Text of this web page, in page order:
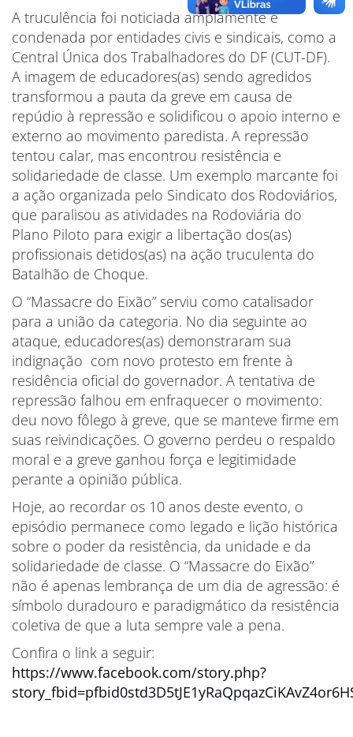
A truculência foi noticiada amplamente e
condenada por entidades civis e sindicais, como a
Central Única dos Trabalhadores do DF (CUT-DF).
A imagem de educadores(as) sendo agredidos
transformou a pauta da greve em causa de
repúdio à repressão e solidificou o apoio interno e
externo ao movimento paredista. A repressão
tentou calar, mas encontrou resistência e
solidariedade de classe. Um exemplo marcante foi
a ação organizada pelo Sindicato dos Rodoviários,
que paralisou as atividades na Rodoviária do
Plano Piloto para exigir a libertação dos(as)
profissionais detidos(as) na ação truculenta do
Batalhão de Choque.
O “Massacre do Eixão” serviu como catalisador
para a união da categoria. No dia seguinte ao
ataque, educadores(as) demonstraram sua
indignação com novo protesto em frente à
residência oficial do governador. A tentativa de
repressão falhou em enfraquecer o movimento:
deu novo fôlego à greve, que se manteve firme em
suas reivindicações. O governo perdeu o respaldo
moral e a greve ganhou força e legitimidade
perante a opinião pública.
Hoje, ao recordar os 10 anos deste evento, o
episódio permanece como legado e lição histórica
sobre o poder da resistência, da unidade e da
solidariedade de classe. O “Massacre do Eixão”
não é apenas lembrança de um dia de agressão: é
símbolo duradouro e paradigmático da resistência
coletiva de que a luta sempre vale a pena.
Confira o link a seguir:
https://www.facebook.com/story.php?